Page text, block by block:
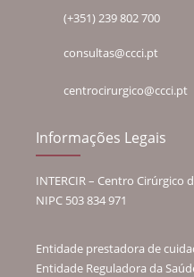
(+351) 239 802 700
consultas@ccci.pt
centrocirurgico@ccci.pt
Informações Legais
INTERCIR – Centro Cirúrgico
NIPC 503 834 971
Entidade prestadora de
Entidade Reguladora da